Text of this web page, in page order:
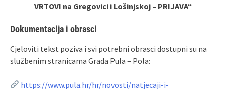
VRTOVI na Gregovici i Lošinjskoj – PRIJAVA“
Dokumentacija i obrasci
Cjeloviti tekst poziva i svi potrebni obrasci dostupni su na
službenim stranicama Grada Pula – Pola:
https://www.pula.hr/hr/novosti/natjecaji-i-